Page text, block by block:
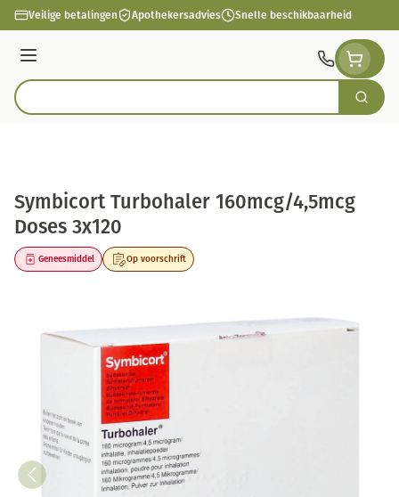
Ga naar de inhoud
Veilige betalingen Apothekersadvies Snelle beschikbaarheid
Menu
Product, merk, categorie... Zoek
Symbicort Turbohaler 160mcg/4,5mcg
Doses 3x120
Op voorschrift
Geneesmiddel